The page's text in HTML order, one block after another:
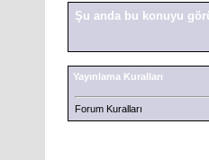
Şu anda bu konuyu
Yayınlama Kuralları
Forum Kuralları